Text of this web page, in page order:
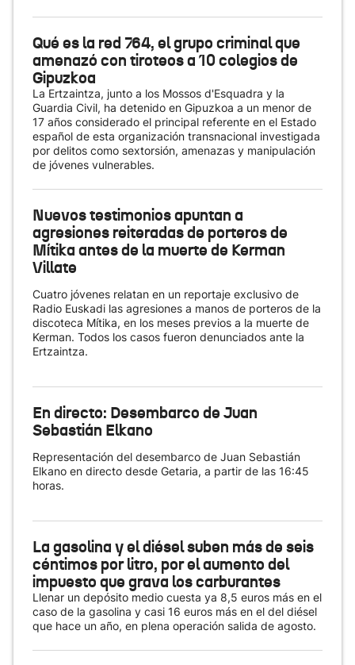
Qué es la red 764, el grupo criminal que
amenazó con tiroteos a 10 colegios de
Gipuzkoa
La Ertzaintza, junto a los Mossos d'Esquadra y la
Guardia Civil, ha detenido en Gipuzkoa a un menor de
17 años considerado el principal referente en el Estado
español de esta organización transnacional investigada
por delitos como sextorsión, amenazas y manipulación
de jóvenes vulnerables.
Nuevos testimonios apuntan a
agresiones reiteradas de porteros de
Mítika antes de la muerte de Kerman
Villate
Cuatro jóvenes relatan en un reportaje exclusivo de
Radio Euskadi las agresiones a manos de porteros de la
discoteca Mítika, en los meses previos a la muerte de
Kerman. Todos los casos fueron denunciados ante la
Ertzaintza.
En directo: Desembarco de Juan
Sebastián Elkano
Representación del desembarco de Juan Sebastián
Elkano en directo desde Getaria, a partir de las 16:45
horas.
La gasolina y el diésel suben más de seis
céntimos por litro, por el aumento del
impuesto que grava los carburantes
Llenar un depósito medio cuesta ya 8,5 euros más en el
caso de la gasolina y casi 16 euros más en el del diésel
que hace un año, en plena operación salida de agosto.